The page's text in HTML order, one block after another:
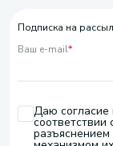
Подписка на
Ваш e-mail*
Даю согласие
соответствии
разъяснением